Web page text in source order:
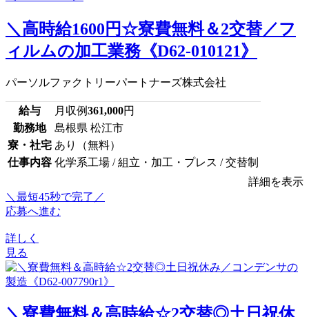
＼高時給1600円☆寮費無料＆2交替／フ
ィルムの加工業務《D62-010121》
パーソルファクトリーパートナーズ株式会社
給与 月収例361,000円
勤務地
島根県 松江市
寮・社宅 あり（無料）
仕事内容 化学系工場 / 組立・加工・プレス / 交替制
詳細を表示
＼最短45秒で完了／
応募へ進む
詳しく
見る